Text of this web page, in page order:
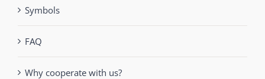
Symbols
FAQ
Why cooperate with us?